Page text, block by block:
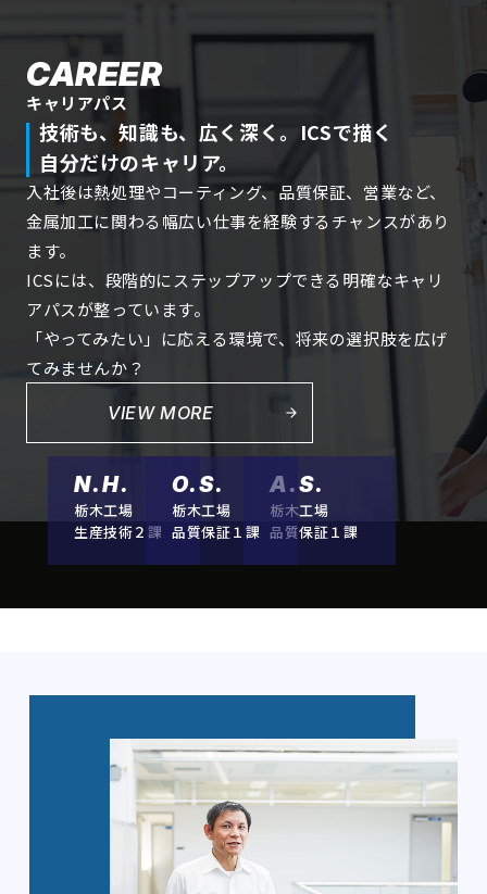
キャリアパス
CAREER
技術も、知識も、広く深く。ICSで描く
自分だけのキャリア。
入社後は熱処理やコーティング、品質保証、営業など、
金属加工に関わる幅広い仕事を経験するチャンスがあり
ます。
ICSには、段階的にステップアップできる明確なキャリ
アパスが整っています。
「やってみたい」に応える環境で、将来の選択肢を広げ
てみませんか？
VIEW MORE
N.H.
栃木工場
生産技術２課
A.S.
栃木工場
品質保証１課
O.S.
栃木工場
品質保証１課